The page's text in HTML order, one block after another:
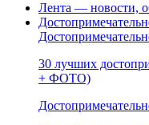
Лента — новости,
30 лучших
+ ФОТО)